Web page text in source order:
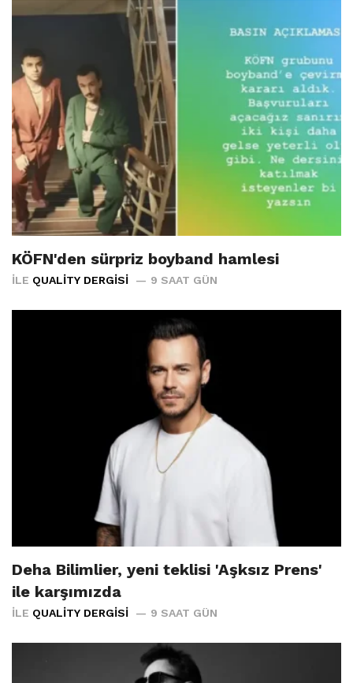
KÖFN'den sürpriz boyband hamlesi
İLE QUALITY DERGISI 9 SAAT GÜN
Deha Bilimlier, yeni teklisi 'Aşksız Prens'
ile karşımızda
İLE QUALITY DERGISI 9 SAAT GÜN